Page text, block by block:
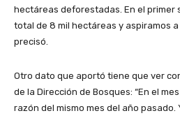
hectáreas deforestadas. En el primer
total de 8 mil hectáreas y aspiramos a
precisó.
Otro dato que aportó tiene que ver
de la Dirección de Bosques: “En el
razón del mismo mes del año pasado.